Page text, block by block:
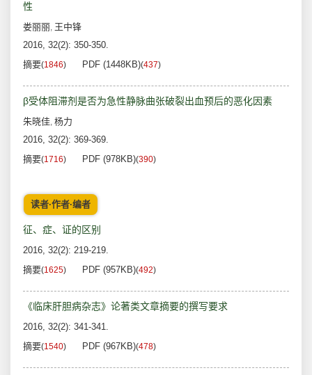
性
娄丽丽, 王中锋
2016, 32(2): 350-350.
摘要(1846) PDF (1448KB)(437)
β受体阻滞剂是否为急性静脉曲张破裂出血预后的恶化因素
朱晓佳, 杨力
2016, 32(2): 369-369.
摘要(1716) PDF (978KB)(390)
读者·作者·编者
征、症、证的区别
2016, 32(2): 219-219.
摘要(1625) PDF (957KB)(492)
《临床肝胆病杂志》论著类文章摘要的撰写要求
2016, 32(2): 341-341.
摘要(1540) PDF (967KB)(478)